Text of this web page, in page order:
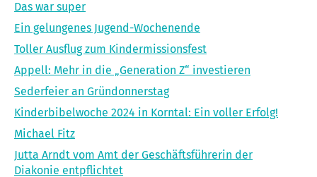
Das war super
Ein gelungenes Jugend-Wochenende
Toller Ausflug zum Kindermissionsfest
Appell: Mehr in die „Generation Z“ investieren
Sederfeier an Gründonnerstag
Kinderbibelwoche 2024 in Korntal: Ein voller Erfolg!
Michael Fitz
Jutta Arndt vom Amt der Geschäftsführerin der
Diakonie entpflichtet